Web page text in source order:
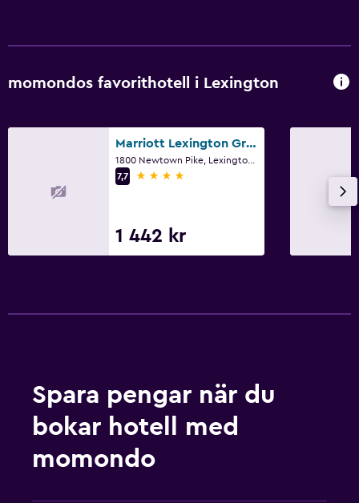
momondos favorithotell i Lexington
Marriott Lexington Griffin Gate Golf Resort & Spa
7,7
4 stjärnor
1 442 kr
Spara pengar när du
bokar hotell med
momondo